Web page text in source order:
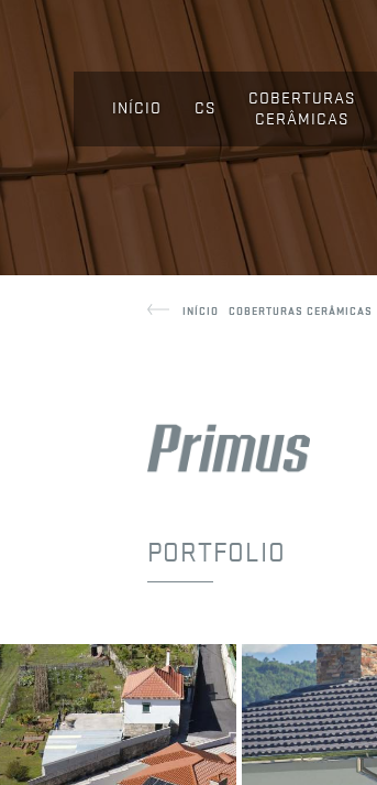
INÍCIO CS
COBERTURAS
CERÂMICAS
INÍCIO COBERTURAS CERÂMICAS
PORTFOLIO